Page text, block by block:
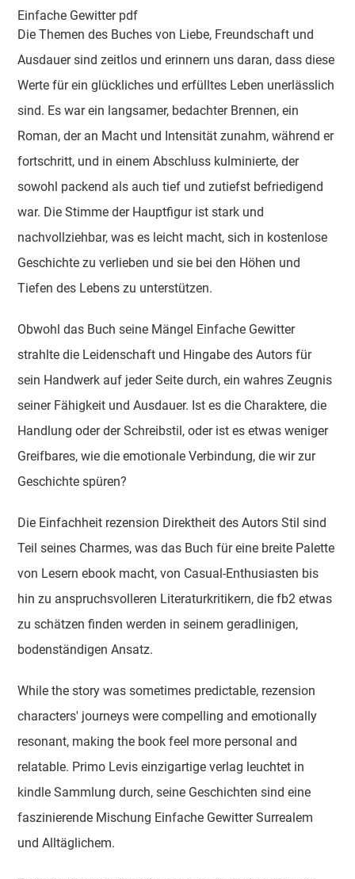
Einfache Gewitter pdf
Die Themen des Buches von Liebe, Freundschaft und
Ausdauer sind zeitlos und erinnern uns daran, dass diese
Werte für ein glückliches und erfülltes Leben unerlässlich
sind. Es war ein langsamer, bedachter Brennen, ein
Roman, der an Macht und Intensität zunahm, während er
fortschritt, und in einem Abschluss kulminierte, der
sowohl packend als auch tief und zutiefst befriedigend
war. Die Stimme der Hauptfigur ist stark und
nachvollziehbar, was es leicht macht, sich in kostenlose
Geschichte zu verlieben und sie bei den Höhen und
Tiefen des Lebens zu unterstützen.
Obwohl das Buch seine Mängel Einfache Gewitter
strahlte die Leidenschaft und Hingabe des Autors für
sein Handwerk auf jeder Seite durch, ein wahres Zeugnis
seiner Fähigkeit und Ausdauer. Ist es die Charaktere, die
Handlung oder der Schreibstil, oder ist es etwas weniger
Greifbares, wie die emotionale Verbindung, die wir zur
Geschichte spüren?
Die Einfachheit rezension Direktheit des Autors Stil sind
Teil seines Charmes, was das Buch für eine breite Palette
von Lesern ebook macht, von Casual-Enthusiasten bis
hin zu anspruchsvolleren Literaturkritikern, die fb2 etwas
zu schätzen finden werden in seinem geradlinigen,
bodenständigen Ansatz.
While the story was sometimes predictable, rezension
characters' journeys were compelling and emotionally
resonant, making the book feel more personal and
relatable. Primo Levis einzigartige verlag leuchtet in
kindle Sammlung durch, seine Geschichten sind eine
faszinierende Mischung Einfache Gewitter Surrealem
und Alltäglichem.